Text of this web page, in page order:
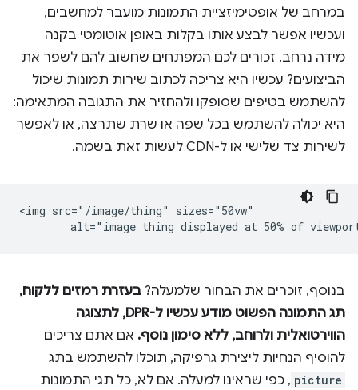
במרחב של אופטימיזציית התמונות מועבר למחשבים,
ועכשיו אפשר לבצע אותו בקלות באופן אוטומטי בקנה
מידה נרחב. זכורים לכם המפתחים שחשוב להם לשפר את
הביצועים? עכשיו היא צריכה לכתוב שירות תמונות שיכול
להשתמש בטיפים שסופקו ולהחזיר את התגובה המתאימה:
היא יכולה להשתמש בכל שפה או שרת שתרצה, או לאפשר
לשירות צד שלישי או ל-CDN לעשות זאת בשמה.
<img src="/image/thing" sizes="50vw"
בנוסף, זוכרים את הבחור שלמעלה? בעזרת רמזים ללקוח,
תג התמונה הפשוט מודע עכשיו ל-DPR, לתצוגה
הווירטואלית ולרוחב, ללא סימון נוסף. אם אתם צריכים
להוסיף הנחיות ליצירת גרפיקה, תוכלו להשתמש בתג
picture , כפי שראינו למעלה. אם לא, כל תגי התמונות